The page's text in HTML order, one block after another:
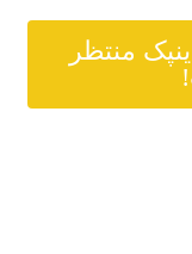
منتظر